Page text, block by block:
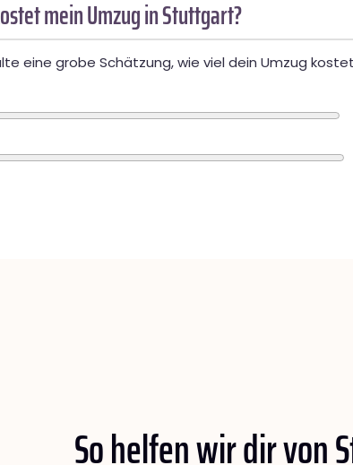
mein Umzug in Stuttgart?
eine grobe Schätzung, wie viel dein Umzug
So helfen wir dir von